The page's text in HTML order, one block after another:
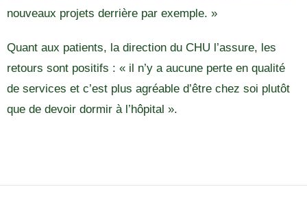
nouveaux projets derrière par exemple. »
Quant aux patients, la direction du CHU l’assure, les
retours sont positifs : « il n’y a aucune perte en qualité
de services et c’est plus agréable d’être chez soi plutôt
que de devoir dormir à l’hôpital ».